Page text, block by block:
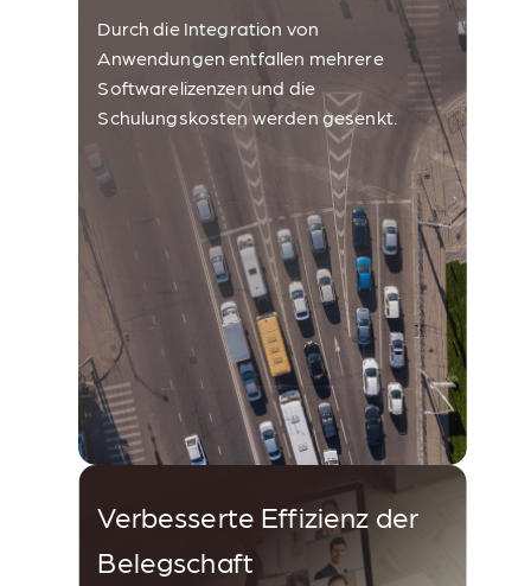
Durch die Integration von
Anwendungen entfallen mehrere
Softwarelizenzen und die
Schulungskosten werden gesenkt.
Verbesserte Effizienz der
Belegschaft